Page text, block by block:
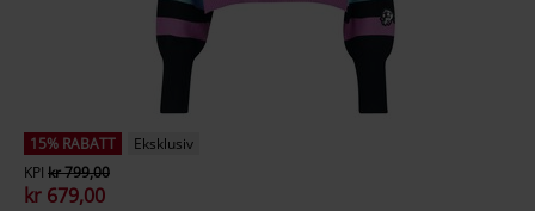
15% RABATT
Eksklusiv
KPI kr 799,00
kr 679,00